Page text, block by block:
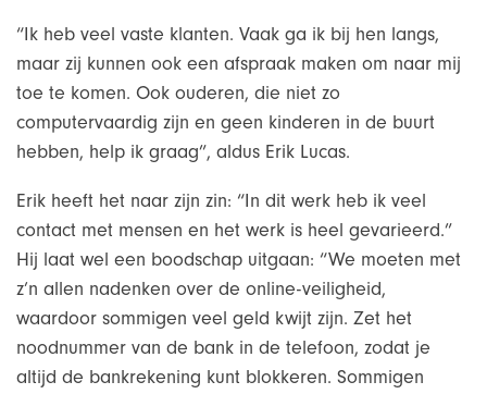
“Ik heb veel vaste klanten. Vaak ga ik bij hen langs,
maar zij kunnen ook een afspraak maken om naar mij
toe te komen. Ook ouderen, die niet zo
computervaardig zijn en geen kinderen in de buurt
hebben, help ik graag”, aldus Erik Lucas.
Erik heeft het naar zijn zin: “In dit werk heb ik veel
contact met mensen en het werk is heel gevarieerd.”
Hij laat wel een boodschap uitgaan: “We moeten met
z’n allen nadenken over de online-veiligheid,
waardoor sommigen veel geld kwijt zijn. Zet het
noodnummer van de bank in de telefoon, zodat je
altijd de bankrekening kunt blokkeren. Sommigen